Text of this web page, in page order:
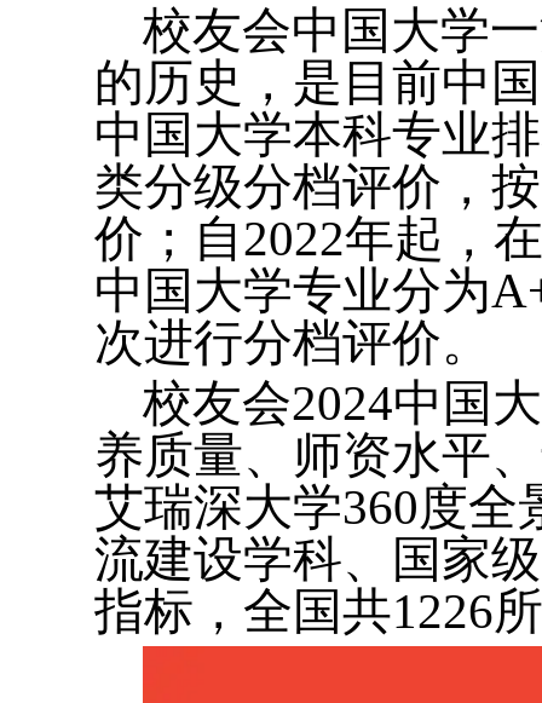
校友会中国大学
的历史，是目前中
中国大学本科专业
类分级分档评价，
价；自2022年起，
中国大学专业分为
次进行分档评价。
校友会2024中国
养质量、师资水平
艾瑞深大学360度
流建设学科、国家
指标，全国共1226